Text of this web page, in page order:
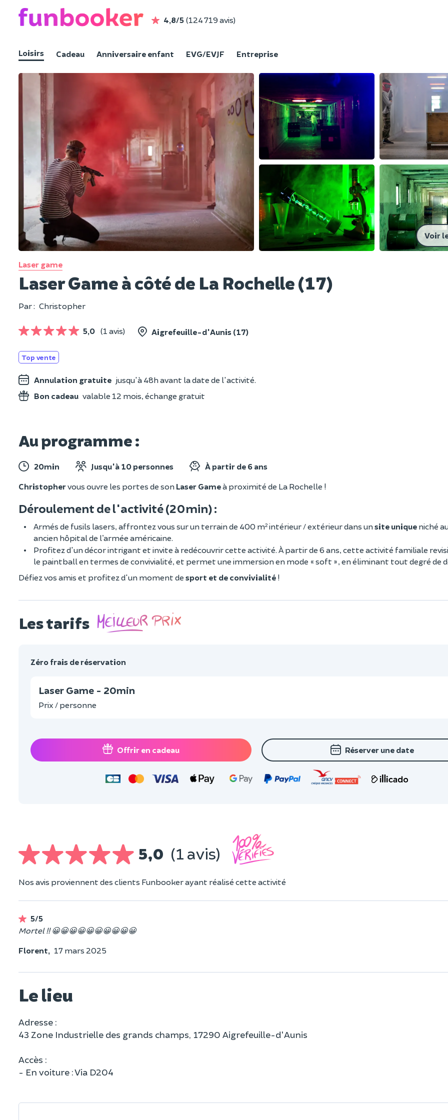
4,8/5 (124 719 avis)
Loisirs Cadeau Anniversaire enfant EVG/EVJF Entreprise
Voir
Laser game
Laser Game à côté de La Rochelle (17)
Par : Christopher
5,0 (1 avis) Aigrefeuille-d'Aunis (17)
Top vente
Annulation gratuite jusqu'à 48h avant la date de l'activité.
Bon cadeau valable 12 mois, échange gratuit
Au programme :
20min Jusqu'à 10 personnes À partir de 6 ans
Christophervous ouvre les portes de son Laser Gameà proximité de La Rochelle !
Déroulement de l'activité (20min) :
Armés de fusils lasers, affrontez vous sur un terrain de 400 m² intérieur / extérieur dans unsite unique niché
ancien hôpital de l’armée américaine.
Profitez d'un décor intrigant et invite à redécouvrir cette activité. À partir de 6 ans, cette activité familiale
le paintball en termes de convivialité, et permet une immersion en mode « soft », en éliminant tout degré de
Défiez vos amis et profitez d'un moment de sport et de convivialité !
Les tarifs
Zéro frais de réservation
Laser Game - 20min
Prix / personne
Offrir en cadeau Réserver une date
5,0 (1 avis)
Nos avis proviennent des clients Funbooker ayant réalisé cette activité
5/5
Mortel !! 😀😀😀😀😀😀😀😀😀😀
Florent, 17 mars 2025
Le lieu
Adresse :
43 Zone Industrielle des grands champs, 17290 Aigrefeuille-d'Aunis
Accès :
- En voiture : Via D204